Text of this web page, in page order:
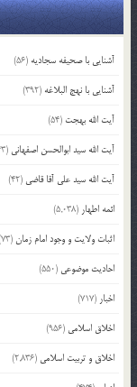
آشنایی با صحیفه سجادیه (56)
آشنایی با نهج البلاغه (392)
آیت الله بهجت (54)
آیت الله سید ابوالحسن اصفهانی (43)
آیت الله سید علی آقا قاضی (42)
ائمه اطهار (5,038)
اثبات ولایت و وجود امام زمان(73)
احادیث موضوعی (550)
اخبار (717)
اخلاق اسلامی (956)
اخلاق و تربیت اسلامی (2,836)